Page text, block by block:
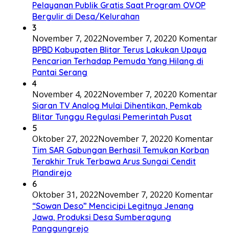
Pelayanan Publik Gratis Saat Program OVOP
Bergulir di Desa/Kelurahan
3
November 7, 2022November 7, 20220 Komentar
BPBD Kabupaten Blitar Terus Lakukan Upaya
Pencarian Terhadap Pemuda Yang Hilang di
Pantai Serang
4
November 4, 2022November 7, 20220 Komentar
Siaran TV Analog Mulai Dihentikan, Pemkab
Blitar Tunggu Regulasi Pemerintah Pusat
5
Oktober 27, 2022November 7, 20220 Komentar
Tim SAR Gabungan Berhasil Temukan Korban
Terakhir Truk Terbawa Arus Sungai Cendit
Plandirejo
6
Oktober 31, 2022November 7, 20220 Komentar
“Sowan Deso” Mencicipi Legitnya Jenang
Jawa, Produksi Desa Sumberagung
Panggungrejo